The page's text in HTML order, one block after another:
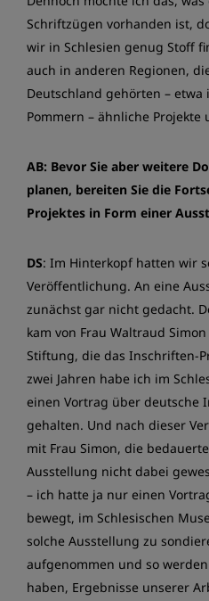
Schriftzügen vorhanden ist,
wir in Schlesien genug Stoff
auch in anderen Regionen,
Deutschland gehörten –
Pommern – ähnliche Projekte
AB: Bevor Sie aber weitere
planen, bereiten Sie die
Projektes in Form einer
DS: Im Hinterkopf hatten wir
Veröffentlichung. An eine
zunächst gar nicht gedacht.
kam von Frau Waltraud
Stiftung, die das Inschriften-
zwei Jahren habe ich im
einen Vortrag über deutsche
gehalten. Und nach dieser
mit Frau Simon, die
Ausstellung nicht dabei
– ich hatte ja nur einen
bewegt, im Schlesischen
solche Ausstellung zu
aufgenommen und so
haben, Ergebnisse unserer